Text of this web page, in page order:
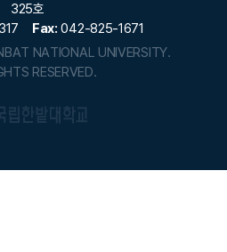
325호
Fax: 042-825-1671
NATIONAL UNIVERSITY.
RESERVED.